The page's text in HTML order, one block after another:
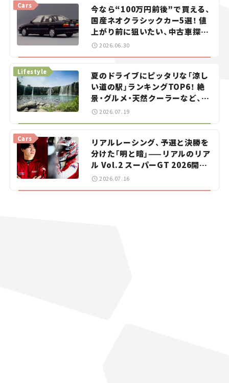
今なら“100万円前後”で買える、
国産ネオクラシックカー5選！ 値
上がり前に狙いたい、中古車探し
をお手伝い――ちょっとイケてるマ
Cars
2026.06.30
夏のドライブにピッタリな「涼し
い道の駅」ランキングTOP6！ 絶
景・グルメ・天然クーラーなど、避
暑におすすめのスポットを紹介
【道の駅マニアの推し駅ガイド】
Lifestyle
2026.07.19
リアルレーシング、予選と決勝を
分けた「明と暗」——リアルのリア
ル Vol.2 スーパーGT 2026開幕
戦 岡山国際サーキット
Cars
2026.07.16